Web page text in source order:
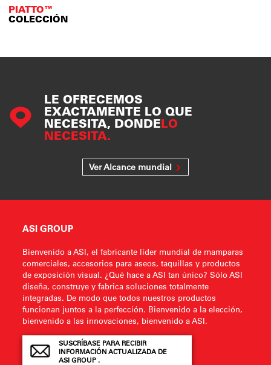
PIATTO™
COLECCIÓN
LE OFRECEMOS
EXACTAMENTE LO QUE
NECESITA, DONDELO
NECESITA.
Ver Alcance mundial
ASI GROUP
Bienvenido a ASI, el fabricante líder mundial de mamparas
comerciales, accesorios para aseos, taquillas y productos
de exposición visual. ¿Qué hace a ASI tan único? Sólo ASI
diseña, construye y fabrica soluciones totalmente
integradas. De modo que todos nuestros productos
funcionan juntos a la perfección. Bienvenido a la elección,
bienvenido a las innovaciones, bienvenido a ASI.
SUSCRÍBASE PARA RECIBIR
INFORMACIÓN ACTUALIZADA DE
ASI GROUP .